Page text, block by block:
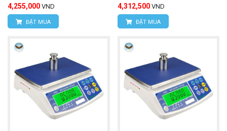
4,255,000 VND
ĐẶT MUA
4,312,500 VND
ĐẶT MUA